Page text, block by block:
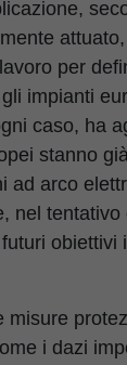
per
impianti
caso, ha
stanno
ad arco
nel
obiettivi
misure
i dazi